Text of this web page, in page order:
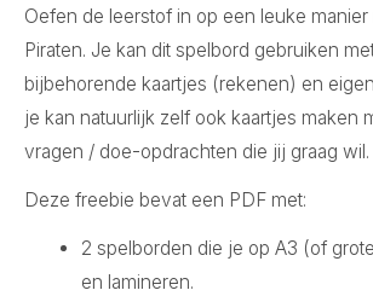
Oefen de leerstof in op een leuke manier
Piraten. Je kan dit spelbord gebruiken
bijbehorende kaartjes (rekenen) en
je kan natuurlijk zelf ook kaartjes maken
vragen / doe-opdrachten die jij graag wil.
Deze freebie bevat een PDF met:
2 spelborden die je op A3 (of
en lamineren.